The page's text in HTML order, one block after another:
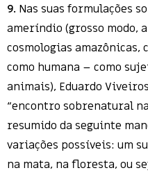
9. Nas suas formulações
ameríndio (grosso modo,
cosmologias amazônicas,
como humana – como
animais), Eduardo
“encontro sobrenatural
resumido da seguinte
variações possíveis: um
na mata, na floresta, ou